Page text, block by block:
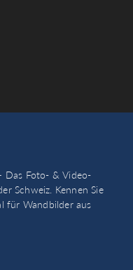
Das Foto- & Video-
Schweiz. Kennen Sie
für Wandbilder aus